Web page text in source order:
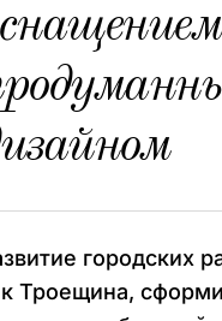
городских
Троещина,